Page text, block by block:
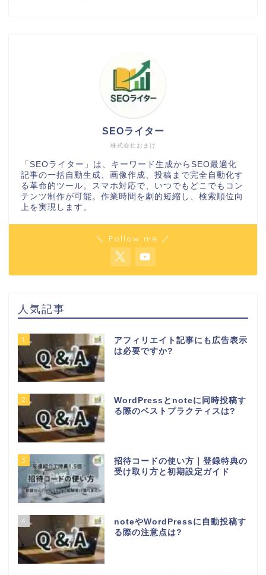
株式会社おまけ
SEOライター
「SEOライター」は、キーワード生成からSEO最適化
記事の一括自動生成、画像作成、投稿まで完全自動化す
る革命的ツール。スマホ対応で、いつでもどこでもコン
テンツ制作が可能。作業時間を劇的短縮し、検索順位向
上を実現します。
＼ Follow me ／
人気記事
1
アフィリエイト記事にも広告表示
は必要ですか?
2
WordPressとnoteに同時投稿す
る際のベストプラクティスは?
3
招待コードの使い方｜登録特典の
受け取り方と初期設定ガイド
4
noteやWordPressに自動投稿す
る際の注意点は?